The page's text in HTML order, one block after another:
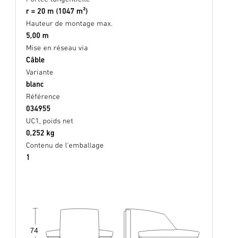
r = 20 m (1047 m²)
Hauteur de montage max.
5,00 m
Mise en réseau via
Câble
Variante
blanc
Référence
034955
UC1, poids net
0,252 kg
Contenu de l'emballage
1
74